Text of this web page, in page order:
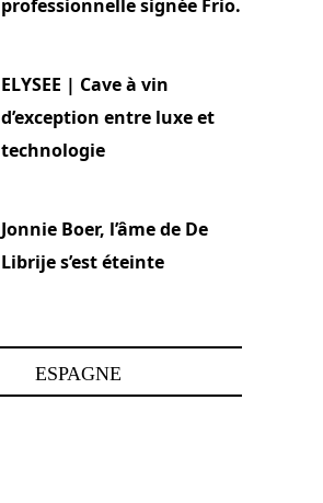
professionnelle signée Frio.
ELYSEE | Cave à vin
d’exception entre luxe et
technologie
Jonnie Boer, l’âme de De
Librije s’est éteinte
ESPAGNE